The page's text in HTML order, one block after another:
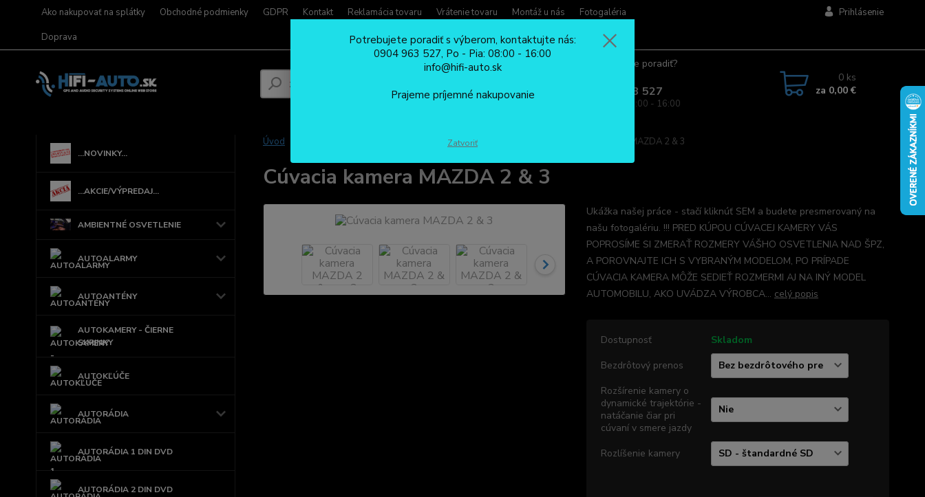
Ako nakupovať na splátky Obchodné podmienky GDPR Kontakt Reklamácia tovaru Vrátenie tovaru Montáž u nás
Fotogaléria
Doprava
Prihlásenie
Potrebujete poradiť?
0904 963 527
Po - Pia: 08:00 - 16:00
0 ks
za 0,00 €
...NOVINKY...
...AKCIE/VÝPREDAJ...
AMBIENTNÉ OSVETLENIE
AUTOALARMY
AUTOANTÉNY
AUTOKAMERY - ČIERNE
SKRINKY
AUTOKĽÚČE
AUTORÁDIA
AUTORÁDIA 1 DIN DVD
AUTORÁDIA 2 DIN DVD
Úvod špeciálne cúvacie kamery Cúvacia kamera MAZDA 2 & 3
Cúvacia kamera MAZDA 2 & 3
Ukážka našej práce - stačí kliknúť SEM a budete presmerovaný na
našu fotogalériu. !!! PRED KÚPOU CÚVACEJ KAMERY VÁS
POPROSÍME SI ZMERAŤ ROZMERY VÁŠHO OSVETLENIA NAD ŠPZ,
A POROVNAJTE ICH S VYBRANÝM MODELOM, PO PRÍPADE
CÚVACIA KAMERA MÔŽE SEDIEŤ ROZMERMI AJ NA INÝ MODEL
AUTOMOBILU, AKO UVÁDZA VÝROBCA... celý popis
Dostupnosť
Skladom
Bezdrôtový prenos
Rozšírenie kamery o
dynamické trajektórie -
natáčanie čiar pri
cúvaní v smere jazdy
Rozlíšenie kamery
Potrebujete poradiť s výberom, kontaktujte nás:
0904 963 527, Po - Pia: 08:00 - 16:00
info@hifi-auto.sk
Prajeme príjemné nakupovanie
Zatvoriť